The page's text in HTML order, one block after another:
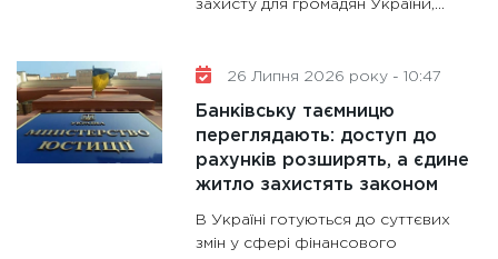
захисту для громадян України,...
26 Липня 2026 року - 10:47
Банківську таємницю
переглядають: доступ до
рахунків розширять, а єдине
житло захистять законом
В Україні готуються до суттєвих
змін у сфері фінансового